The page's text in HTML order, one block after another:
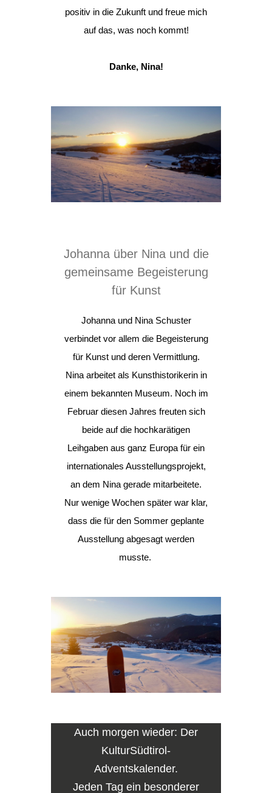
positiv in die Zukunft und freue mich
auf das, was noch kommt!
Danke, Nina!
Johanna über Nina und die
gemeinsame Begeisterung
für Kunst
Johanna und Nina Schuster
verbindet vor allem die Begeisterung
für Kunst und deren Vermittlung.
Nina arbeitet als Kunsthistorikerin in
einem bekannten Museum. Noch im
Februar diesen Jahres freuten sich
beide auf die hochkarätigen
Leihgaben aus ganz Europa für ein
internationales Ausstellungsprojekt,
an dem Nina gerade mitarbeitete.
Nur wenige Wochen später war klar,
dass die für den Sommer geplante
Ausstellung abgesagt werden
musste.
Auch morgen wieder: Der
KulturSüdtirol-
Adventskalender.
Jeden Tag ein besonderer